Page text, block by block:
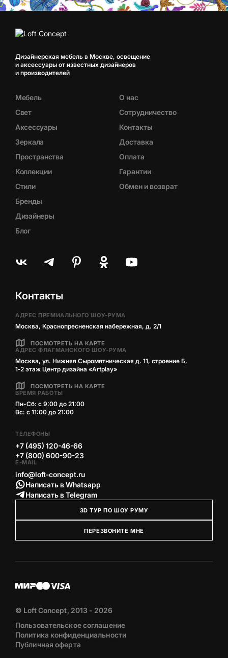
Дизайнерская мебель в Москве, освещение
и аксессуары от известных дизайнеров
и производителей
Мебель
Свет
Аксессуары
Зеркала
Пространства
Коллекции
Стили
Бренды
Дизайнеры
Блог
О нас
Сотрудничество
Контакты
Доставка
Оплата
Гарантии
Обмен и возврат
Контакты
АДРЕС ПРЕМИАЛЬНОГО ШОУ-РУМА
Москва, Краснопресненская набережная, д. 2/1
ПОСМОТРЕТЬ НА КАРТЕ
АДРЕС ФЛАГМАНСКОГО ШОУ-РУМА
Москва, ул. Нижняя Сыромятническая д. 11, строение Б,
1‑2 этаж Центр дизайна «Artplay»
ПОСМОТРЕТЬ НА КАРТЕ
ВРЕМЯ РАБОТЫ
Пн-Сб: с 9:00 до 21:00
Вс: с 11:00 до 21:00
ТЕЛЕФОНЫ
+7 (495) 120-46-66
+7 (800) 600-90-23
E-MAIL
info@loft-concept.ru
Написать в Whatsapp
Написать в Telegram
3D ТУР ПО ШОУ РУМУ
ПЕРЕЗВОНИТЕ МНЕ
© Loft Concept, 2013 - 2026
Пользовательское соглашение
Политика конфиденциальности
Публичная оферта